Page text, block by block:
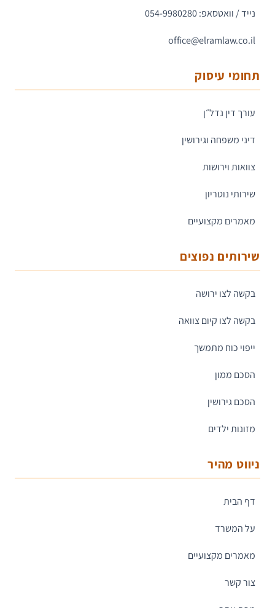
נייד / וואטסאפ: 054-9980280
office@elramlaw.co.il
תחומי עיסוק
עורך דין נדל״ן
דיני משפחה וגירושין
צוואות וירושות
שירותי נוטריון
מאמרים מקצועיים
שירותים נפוצים
בקשה לצו ירושה
בקשה לצו קיום צוואה
ייפוי כוח מתמשך
הסכם ממון
הסכם גירושין
מזונות ילדים
ניווט מהיר
דף הבית
על המשרד
מאמרים מקצועיים
צור קשר